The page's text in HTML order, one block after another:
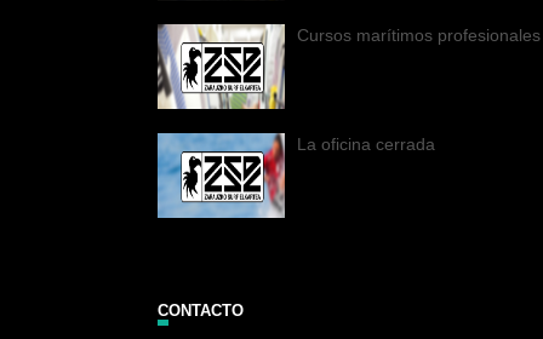
Cursos marítimos profesionales
La oficina cerrada
CONTACTO